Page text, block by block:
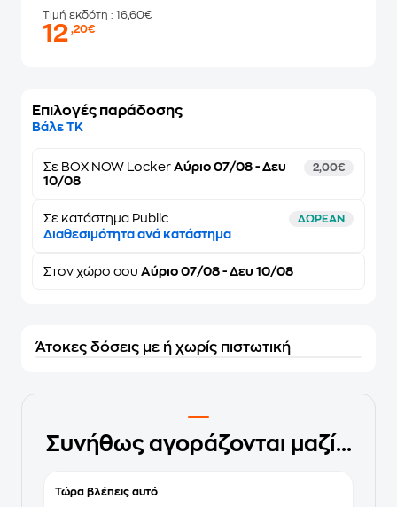
Τιμή εκδότη : 16,60€
12,20€
Επιλογές παράδοσης
Βάλε ΤΚ
Σε BOX NOW Locker Αύριο 07/08 - Δευ
10/08
2,00€
Σε κατάστημα Public ΔΩΡΕΑΝ
Διαθεσιμότητα ανά κατάστημα
Στον χώρο σου Αύριο 07/08 - Δευ 10/08
Άτοκες δόσεις με ή χωρίς πιστωτική
Συνήθως αγοράζονται μαζί...
Τώρα βλέπεις αυτό